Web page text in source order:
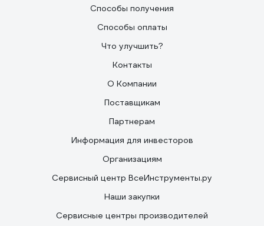
Способы получения
Способы оплаты
Что улучшить?
Контакты
О Компании
Поставщикам
Партнерам
Информация для инвесторов
Организациям
Сервисный центр ВсеИнструменты.ру
Наши закупки
Сервисные центры производителей